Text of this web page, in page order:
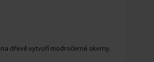
dřevě vytvoří modročerné skvrny.